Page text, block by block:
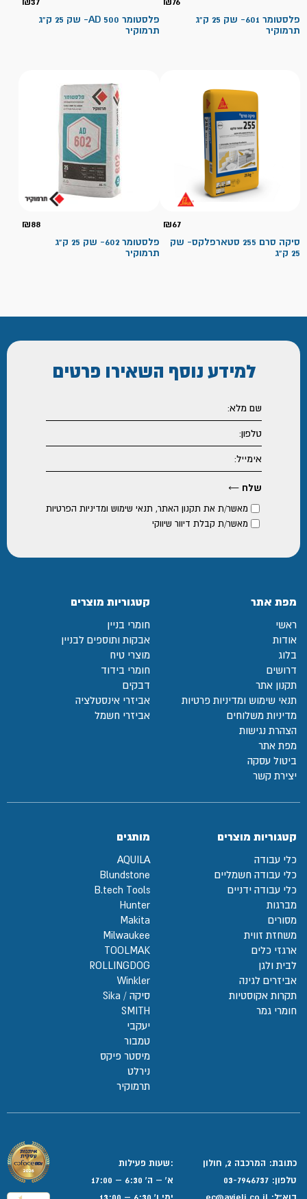
פלסטומר 601- שק 25 ק"ג
תרמוקיר
פלסטומר 500 AD- שק 25 ק"ג
תרמוקיר
₪67
סיקה סרם 255 סטארפלקס- שק
25 ק"ג
₪88
פלסטומר 602- שק 25 ק"ג
תרמוקיר
למידע נוסף השאירו פרטים
מאשר/ת את תקנון האתר, תנאי שימוש ומדיניות הפרטיות
מאשר/ת קבלת דיוור שיווקי
מפת אתר
ראשי
אודות
בלוג
דרושים
תקנון אתר
תנאי שימוש ומדיניות פרטיות
מדיניות משלוחים
הצהרת נגישות
מפת אתר
ביטול עסקה
יצירת קשר
קטגוריות מוצרים
חומרי בניין
אבקות ותוספים לבניין
מוצרי טיח
חומרי בידוד
דבקים
אביזרי אינסטלציה
אביזרי חשמל
קטגוריות מוצרים
כלי עבודה
כלי עבודה חשמליים
כלי עבודה ידניים
מברגות
מסורים
משחזת זווית
ארגזי כלים
לבית ולגן
אביזרים לגינה
תקרות אקוסטיות
חומרי גמר
מותגים
AQUILA
Blundstone
B.tech Tools
Hunter
Makita
Milwaukee
TOOLMAK
ROLLINGDOG
Winkler
סיקה / Sika
SMITH
יעקבי
טמבור
מיסטר פיקס
נירלט
תרמוקיר
כתובת: המרכבה 2, חולון
טלפון: 03-7946737
:שעות פעילות
א' – ה' 6:30 – 17:00